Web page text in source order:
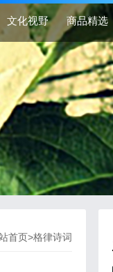
文化视野 商品精选
首页>格律诗词